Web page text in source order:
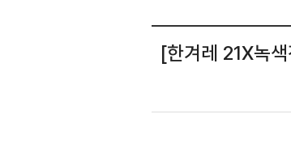
[한겨레 21X녹